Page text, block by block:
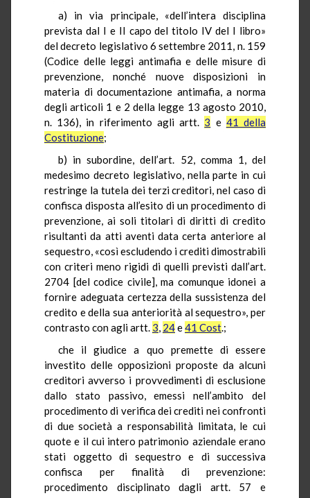
a) in via principale, «dell’intera disciplina
prevista dal I e II capo del titolo IV del I libro»
del decreto legislativo 6 settembre 2011, n. 159
(Codice delle leggi antimafia e delle misure di
prevenzione, nonché nuove disposizioni in
materia di documentazione antimafia, a norma
degli articoli 1 e 2 della legge 13 agosto 2010,
n. 136), in riferimento agli artt. 3 e 41 della
Costituzione;
b) in subordine, dell’art. 52, comma 1, del
medesimo decreto legislativo, nella parte in cui
restringe la tutela dei terzi creditori, nel caso di
confisca disposta all’esito di un procedimento di
prevenzione, ai soli titolari di diritti di credito
risultanti da atti aventi data certa anteriore al
sequestro, «così escludendo i crediti dimostrabili
con criteri meno rigidi di quelli previsti dall’art.
2704 [del codice civile], ma comunque idonei a
fornire adeguata certezza della sussistenza del
credito e della sua anteriorità al sequestro», per
contrasto con agli artt. 3, 24e41 Cost.;
che il giudice a quo premette di essere
investito delle opposizioni proposte da alcuni
creditori avverso i provvedimenti di esclusione
dallo stato passivo, emessi nell’ambito del
procedimento di verifica dei crediti nei confronti
di due società a responsabilità limitata, le cui
quote e il cui intero patrimonio aziendale erano
stati oggetto di sequestro e di successiva
confisca per finalità di prevenzione:
procedimento disciplinato dagli artt. 57 e